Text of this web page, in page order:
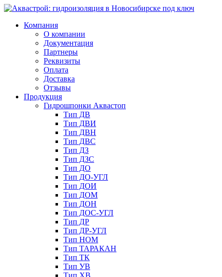
Компания
О компании
Документация
Партнеры
Реквизиты
Оплата
Доставка
Отзывы
Продукция
Гидрошпонки Аквастоп
Тип ДВ
Тип ДВИ
Тип ДВН
Тип ДВС
Тип ДЗ
Тип ДЗС
Тип ДО
Тип ДО-УГЛ
Тип ДОИ
Тип ДОМ
Тип ДОН
Тип ДОС-УГЛ
Тип ДР
Тип ДР-УГЛ
Тип НОМ
Тип ТАРАКАН
Тип ТК
Тип УВ
Тип ХВ